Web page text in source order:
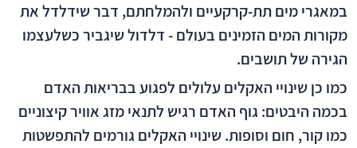
במאגרי מים תת-קרקעיים ולהמלחתם, דבר שידלדל את
מקורות המים הזמינים בעולם - דלדול שיגביר כשלעצמו
הגירה של תושבים.
כמו כן שינויי האקלים עלולים לפגוע בבריאות האדם
בכמה היבטים: גוף האדם רגיש לתנאי מזג אוויר קיצוניים
כמו קור, חום וסופות. שינויי האקלים גורמים להתפשטות